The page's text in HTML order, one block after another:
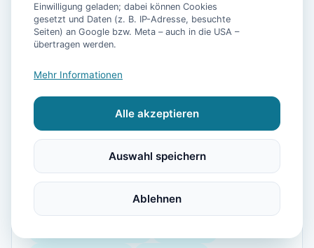
Kühlschrank Mikrowelle
Geschirrspüler Balkon Kaffeemaschine
Geschirr Gefrierfach
Küchenutensilien Backofen Toaster
Einwilligung geladen; dabei können Cookies
gesetzt und Daten (z. B. IP-Adresse, besuchte
Seiten) an Google bzw. Meta – auch in die USA –
übertragen werden.
Mehr Informationen
Alle akzeptieren
Auswahl speichern
Ablehnen